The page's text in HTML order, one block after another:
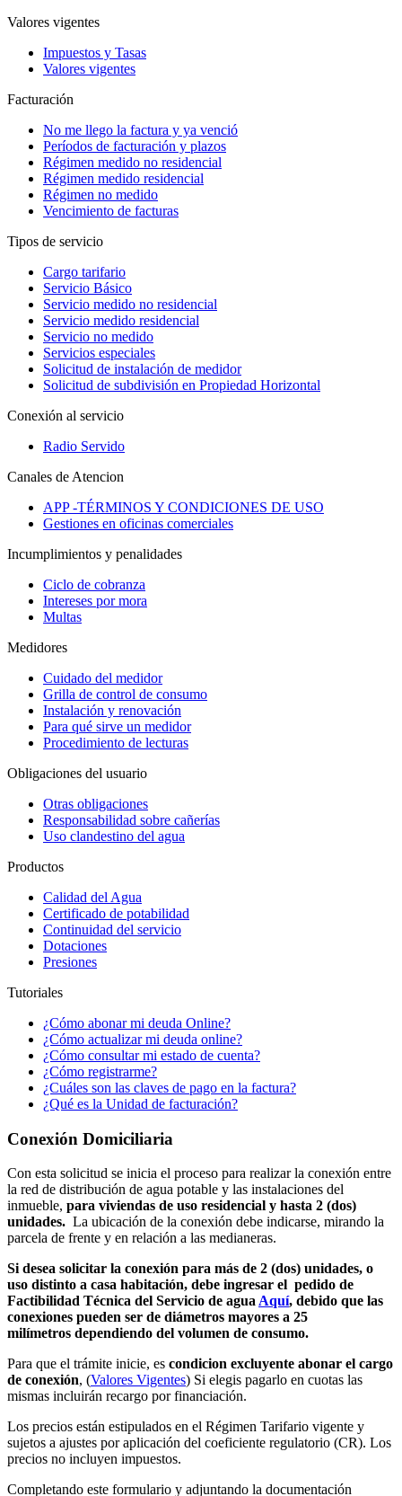
Valores vigentes
Impuestos y Tasas
Valores vigentes
Facturación
No me llego la factura y ya venció
Períodos de facturación y plazos
Régimen medido no residencial
Régimen medido residencial
Régimen no medido
Vencimiento de facturas
Tipos de servicio
Cargo tarifario
Servicio Básico
Servicio medido no residencial
Servicio medido residencial
Servicio no medido
Servicios especiales
Solicitud de instalación de medidor
Solicitud de subdivisión en Propiedad Horizontal
Conexión al servicio
Radio Servido
Canales de Atencion
APP -TÉRMINOS Y CONDICIONES DE USO
Gestiones en oficinas comerciales
Incumplimientos y penalidades
Ciclo de cobranza
Intereses por mora
Multas
Medidores
Cuidado del medidor
Grilla de control de consumo
Instalación y renovación
Para qué sirve un medidor
Procedimiento de lecturas
Obligaciones del usuario
Otras obligaciones
Responsabilidad sobre cañerías
Uso clandestino del agua
Productos
Calidad del Agua
Certificado de potabilidad
Continuidad del servicio
Dotaciones
Presiones
Tutoriales
¿Cómo abonar mi deuda Online?
¿Cómo actualizar mi deuda online?
¿Cómo consultar mi estado de cuenta?
¿Cómo registrarme?
¿Cuáles son las claves de pago en la factura?
¿Qué es la Unidad de facturación?
Conexión Domiciliaria
Con esta solicitud se inicia el proceso para realizar la conexión entre
la red de distribución de agua potable y las instalaciones del
inmueble, para viviendas de uso residencial y hasta 2 (dos)
unidades. La ubicación de la conexión debe indicarse, mirando la
parcela de frente y en relación a las medianeras.
Si desea solicitar la conexión para más de 2 (dos) unidades, o
uso distinto a casa habitación, debe ingresar el pedido de
Factibilidad Técnica del Servicio de agua Aquí, debido que las
conexiones pueden ser de diámetros mayores a 25
milímetros dependiendo del volumen de consumo.
Para que el trámite inicie, es condicion excluyente abonar el cargo
de conexión, (Valores Vigentes) Si elegis pagarlo en cuotas las
mismas incluirán recargo por financiación.
Los precios están estipulados en el Régimen Tarifario vigente y
sujetos a ajustes por aplicación del coeficiente regulatorio (CR). Los
precios no incluyen impuestos.
Completando este formulario y adjuntando la documentación